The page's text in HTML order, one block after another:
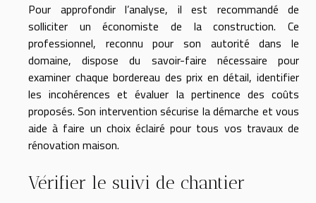
Pour approfondir l’analyse, il est recommandé de
solliciter un économiste de la construction. Ce
professionnel, reconnu pour son autorité dans le
domaine, dispose du savoir-faire nécessaire pour
examiner chaque bordereau des prix en détail, identifier
les incohérences et évaluer la pertinence des coûts
proposés. Son intervention sécurise la démarche et vous
aide à faire un choix éclairé pour tous vos travaux de
rénovation maison.
Vérifier le suivi de chantier